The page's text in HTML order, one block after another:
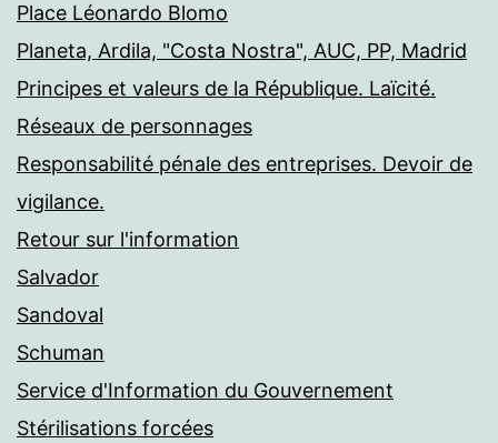
Place Léonardo Blomo
Planeta, Ardila, "Costa Nostra", AUC, PP, Madrid
Principes et valeurs de la République. Laïcité.
Réseaux de personnages
Responsabilité pénale des entreprises. Devoir de
vigilance.
Retour sur l'information
Salvador
Sandoval
Schuman
Service d'Information du Gouvernement
Stérilisations forcées